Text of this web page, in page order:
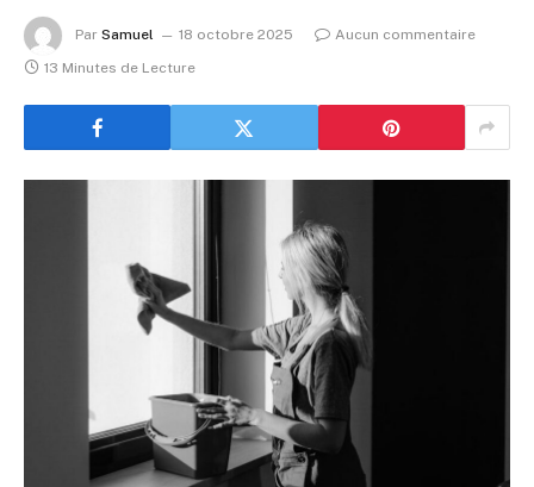
Par Samuel 18 octobre 2025
Aucun commentaire
13 Minutes de Lecture